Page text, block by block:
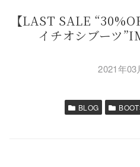
【LAST SALE
イチオシブーツ
2021年03
BLOG